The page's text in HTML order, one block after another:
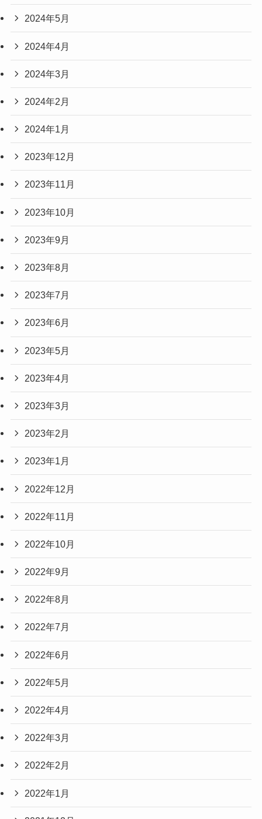
2024年5月
2024年4月
2024年3月
2024年2月
2024年1月
2023年12月
2023年11月
2023年10月
2023年9月
2023年8月
2023年7月
2023年6月
2023年5月
2023年4月
2023年3月
2023年2月
2023年1月
2022年12月
2022年11月
2022年10月
2022年9月
2022年8月
2022年7月
2022年6月
2022年5月
2022年4月
2022年3月
2022年2月
2022年1月